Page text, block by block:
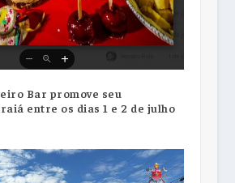
Bar promove seu
entre os dias 1 e 2 de julho